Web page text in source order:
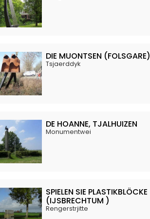
DIE MUONTSEN (FOLSGARE)
Tsjaerddyk
DE HOANNE, TJALHUIZEN
Monumentwei
SPIELEN SIE PLASTIKBLÖCKE
(IJSBRECHTUM )
Rengerstrjitte